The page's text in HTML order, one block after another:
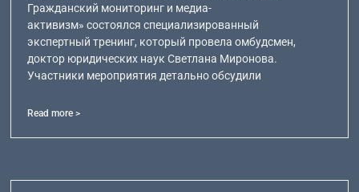
Гражданский мониторинг и медиа-
активизм» состоялся специализированный
экспертный тренинг, который провела омбудсмен,
доктор юридических наук Светлана Миронова.
Участники мероприятия детально обсудили
Read more >